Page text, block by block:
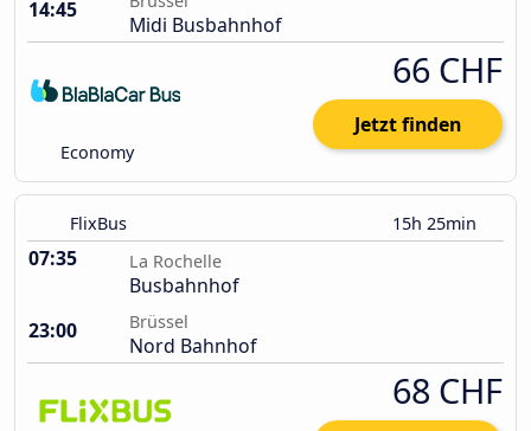
14:45
Midi Busbahnhof
Economy
66 CHF
Jetzt finden
FlixBus 15h 25min
07:35 La Rochelle
Busbahnhof
23:00
Brüssel
Nord Bahnhof
68 CHF